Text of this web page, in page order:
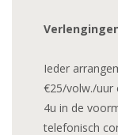
Ieder
€25/volw./uur
4u in de
telefonisch